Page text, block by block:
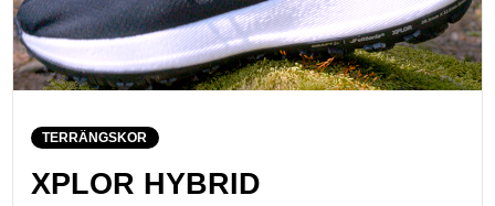
TERRÄNGSKOR
XPLOR HYBRID